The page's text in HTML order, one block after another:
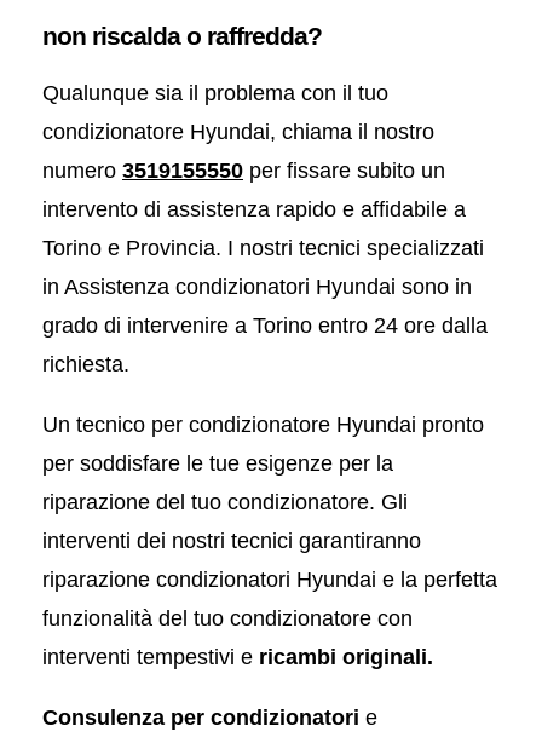
non riscalda o raffredda?
Qualunque sia il problema con il tuo
condizionatore Hyundai, chiama il nostro
numero 3519155550 per fissare subito un
intervento di assistenza rapido e affidabile a
Torino e Provincia. I nostri tecnici specializzati
in Assistenza condizionatori Hyundai sono in
grado di intervenire a Torino entro 24 ore dalla
richiesta.
Un tecnico per condizionatore Hyundai pronto
per soddisfare le tue esigenze per la
riparazione del tuo condizionatore. Gli
interventi dei nostri tecnici garantiranno
riparazione condizionatori Hyundai e la perfetta
funzionalità del tuo condizionatore con
interventi tempestivi e ricambi originali.
Consulenza per condizionatori e